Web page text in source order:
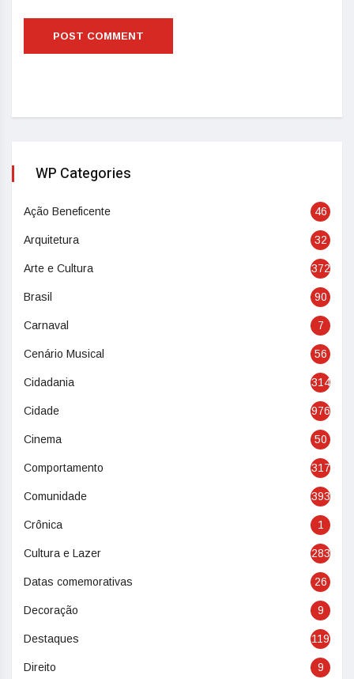
WP Categories
Ação Beneficente 46
Arquitetura 32
Arte e Cultura 372
Brasil 90
Carnaval 7
Cenário Musical 56
Cidadania 314
Cidade 976
Cinema 50
Comportamento 317
Comunidade 393
Crônica 1
Cultura e Lazer 283
Datas comemorativas 26
Decoração 9
Destaques 119
Direito 9